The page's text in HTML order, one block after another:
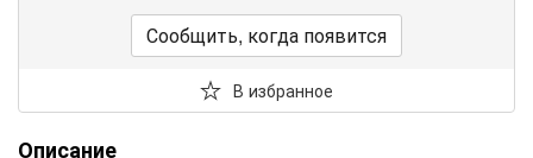
Сообщить, когда появится
В избранное
Описание